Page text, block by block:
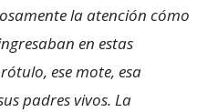
la atención cómo
en estas
ese mote, esa
padres vivos. La